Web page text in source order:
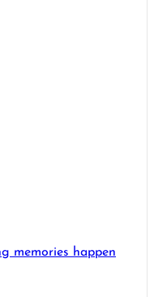
memories happen